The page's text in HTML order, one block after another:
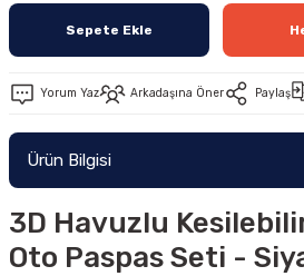
Sepete Ekle
Yorum Yaz Arkadaşına Öner Paylaş
Ürün Bilgisi
3D Havuzlu
Oto Paspas Seti -